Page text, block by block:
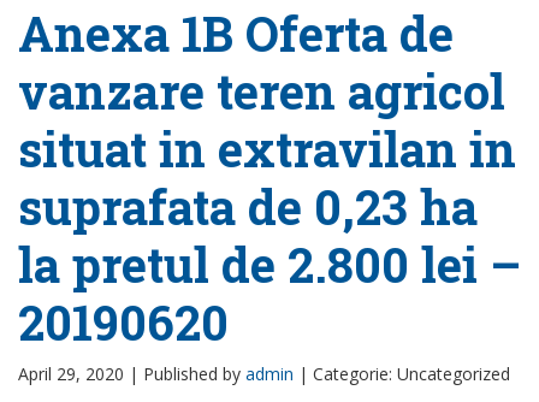
Anexa 1B Oferta de
vanzare teren agricol
situat in extravilan in
suprafata de 0,23 ha
la pretul de 2.800 lei –
20190620
April 29, 2020 | Published by admin | Categorie: Uncategorized